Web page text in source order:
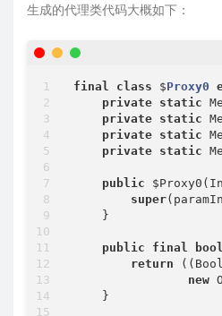
生成的代理类代码大概如下：
final class $Proxy0
private static
private static
private static
private static
public
super
    }
public final
return
new
    }